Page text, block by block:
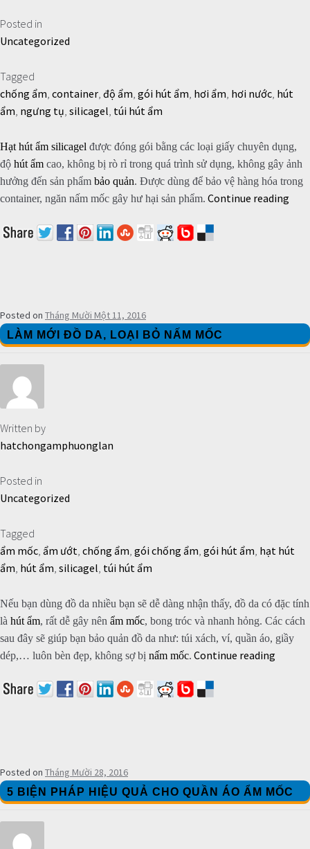
Posted in
Uncategorized
Tagged
chống ẩm, container, độ ẩm, gói hút ẩm, hơi ẩm, hơi nước, hút
ẩm, ngưng tụ, silicagel, túi hút ẩm
Hạt hút ẩm silicagel được đóng gói bằng các loại giấy chuyên dụng,
độ hút ẩm cao, không bị rò rỉ trong quá trình sử dụng, không gây ảnh
hưởng đến sản phẩm bảo quản. Được dùng để bảo vệ hàng hóa trong
container, ngăn nấm mốc gây hư hại sản phẩm. Continue reading
Posted on Tháng Mười Một 11, 2016
LÀM MỚI ĐỒ DA, LOẠI BỎ NẤM MỐC
Written by
hatchongamphuonglan
Posted in
Uncategorized
Tagged
ẩm mốc ẩm ướt chống ẩm gói chống ẩm gói hút ẩm hạt hút
ẩm hút ẩm silicagel túi hút ẩm
Nếu bạn dùng đồ da nhiều bạn sẽ dễ dàng nhận thấy, đồ da có đặc tính
là hút ẩm, rất dễ gây nên ẩm mốc, bong tróc và nhanh hỏng. Các cách
sau đây sẽ giúp bạn bảo quản đồ da như: túi xách, ví, quần áo, giầy
dép,… luôn bèn đẹp, không sợ bị nấm mốc. Continue reading
Posted on Tháng Mười 28, 2016
5 BIỆN PHÁP HIỆU QUẢ CHO QUẦN ÁO ẨM MỐC